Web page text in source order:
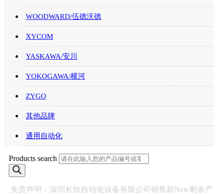
WOODWARD/伍德沃德
XYCOM
YASKAWA/安川
YOKOGAWA/横河
ZYGO
其他品牌
通用自动化
Products search
免责声明：深圳长欣自动化设备有限公司销售新New剩余产